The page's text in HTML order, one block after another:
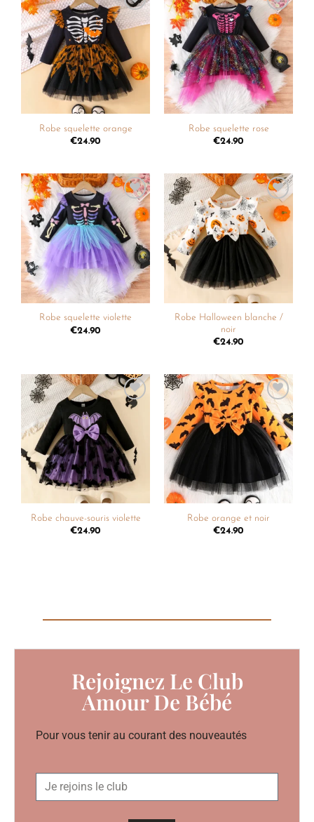
Ajouter
à la
liste de
souhaits
Robe squelette orange
€24.90
Ajouter
à la
liste de
souhaits
Robe squelette rose
€24.90
Ajouter
à la
liste de
souhaits
Robe squelette violette
€24.90
Ajouter
à la
liste de
souhaits
Robe Halloween blanche /
noir
€24.90
Ajouter
liste de
souhaits
Robe chauve-souris violette
€24.90
Ajouter
à la
liste de
souhaits
Robe orange et noir
€24.90
Rejoignez Le Club
Amour De Bébé
Pour vous tenir au courant des nouveautés